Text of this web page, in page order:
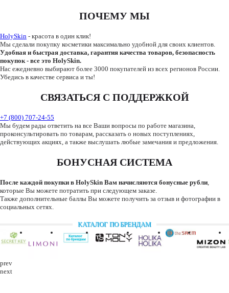
ПОЧЕМУ МЫ
HolySkin - красота в один клик!
Мы сделали покупку косметики максимально удобной для своих клиентов.
Удобная и быстрая доставка, гарантия качества товаров, безопасность
покупок - все это HolySkin.
Нас ежедневно выбирают более 3000 покупателей из всех регионов России.
Убедись в качестве сервиса и ты!
СВЯЗАТЬСЯ С ПОДДЕРЖКОЙ
+7 (800) 707-24-55
Мы будем рады ответить на все Ваши вопросы по работе магазина,
проконсультировать по товарам, рассказать о новых поступлениях,
действующих акциях, а также выслушать любые замечания и предложения.
БОНУСНАЯ СИСТЕМА
После каждой покупки в HolySkin Вам начисляются бонусные рубли,
которые Вы можете потратить при следующем заказе.
Также дополнительные баллы Вы можете получить за отзыв и фотографии в
социальных сетях.
КАТАЛОГ ПО БРЕНДАМ
prev
next